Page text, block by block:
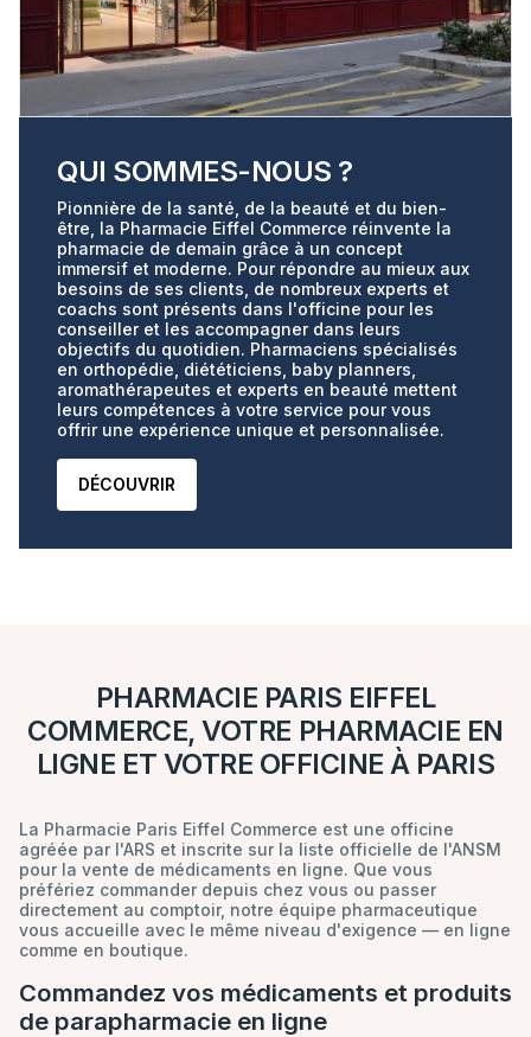
QUI SOMMES-NOUS ?
Pionnière de la santé, de la beauté et du bien-
être, la Pharmacie Eiffel Commerce réinvente la
pharmacie de demain grâce à un concept
immersif et moderne. Pour répondre au mieux aux
besoins de ses clients, de nombreux experts et
coachs sont présents dans l'officine pour les
conseiller et les accompagner dans leurs
objectifs du quotidien. Pharmaciens spécialisés
en orthopédie, diététiciens, baby planners,
aromathérapeutes et experts en beauté mettent
leurs compétences à votre service pour vous
offrir une expérience unique et personnalisée.
DÉCOUVRIR
PHARMACIE PARIS EIFFEL
COMMERCE, VOTRE PHARMACIE EN
LIGNE ET VOTRE OFFICINE À PARIS
La Pharmacie Paris Eiffel Commerce est une officine
agréée par l'ARS et inscrite sur la liste officielle de l'ANSM
pour la vente de médicaments en ligne. Que vous
préfériez commander depuis chez vous ou passer
directement au comptoir, notre équipe pharmaceutique
vous accueille avec le même niveau d'exigence — en ligne
comme en boutique.
Commandez vos médicaments et produits
de parapharmacie en ligne